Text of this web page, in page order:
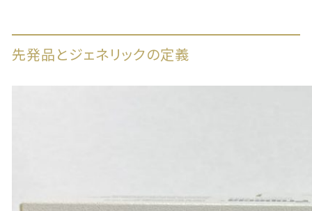
先発品とジェネリックの定義